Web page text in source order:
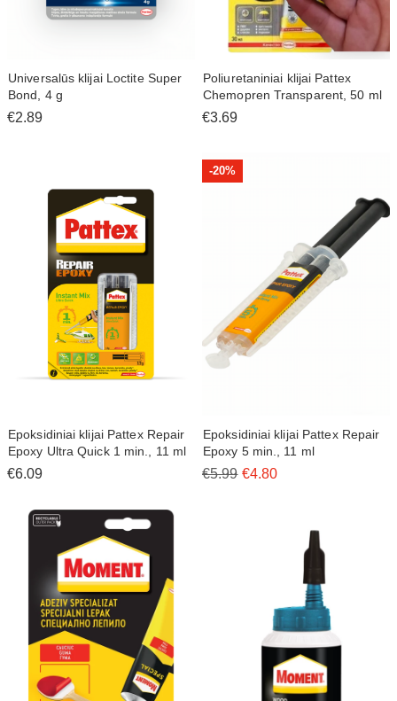
Universalūs klijai Loctite Super
Bond, 4 g
€2.89
Poliuretaniniai klijai Pattex
Chemopren Transparent, 50 ml
€3.69
Epoksidiniai klijai Pattex Repair
Epoxy Ultra Quick 1 min., 11 ml
€6.09
-20%
Epoksidiniai klijai Pattex Repair
Epoxy 5 min., 11 ml
€5.99 €4.80